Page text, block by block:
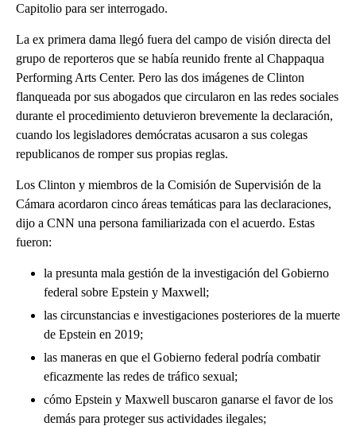
Capitolio para ser interrogado.
La ex primera dama llegó fuera del campo de visión directa del
grupo de reporteros que se había reunido frente al Chappaqua
Performing Arts Center. Pero las dos imágenes de Clinton
flanqueada por sus abogados que circularon en las redes sociales
durante el procedimiento detuvieron brevemente la declaración,
cuando los legisladores demócratas acusaron a sus colegas
republicanos de romper sus propias reglas.
Los Clinton y miembros de la Comisión de Supervisión de la
Cámara acordaron cinco áreas temáticas para las declaraciones,
dijo a CNN una persona familiarizada con el acuerdo. Estas
fueron:
la presunta mala gestión de la investigación del Gobierno
federal sobre Epstein y Maxwell;
las circunstancias e investigaciones posteriores de la muerte
de Epstein en 2019;
las maneras en que el Gobierno federal podría combatir
eficazmente las redes de tráfico sexual;
cómo Epstein y Maxwell buscaron ganarse el favor de los
demás para proteger sus actividades ilegales;